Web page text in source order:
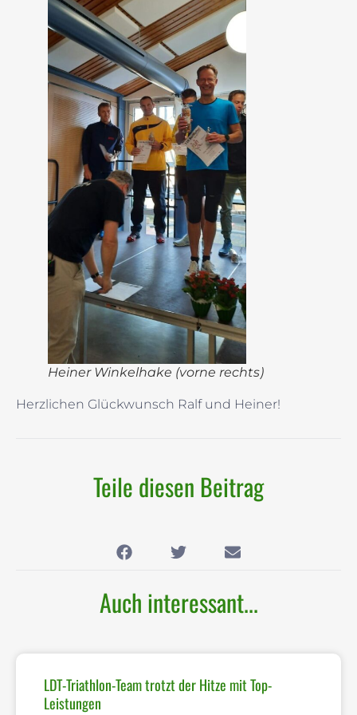
Heiner Winkelhake (vorne rechts)
Herzlichen Glückwunsch Ralf und Heiner!
Teile diesen Beitrag
Auch interessant...
LDT-Triathlon-Team trotzt der Hitze mit Top-
Leistungen